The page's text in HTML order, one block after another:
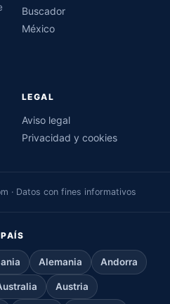
Buscador
México
LEGAL
Aviso legal
Privacidad y cookies
· Datos con fines informativos
Alemania Andorra
Austria